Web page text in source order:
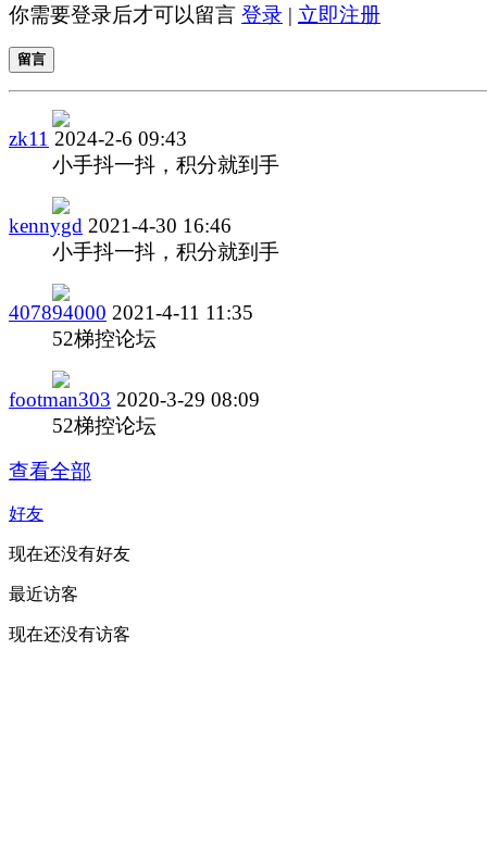
你需要登录后才可以留言 登录 | 立即注册
留言
zk11 2024-2-6 09:43
小手抖一抖，积分就到手
kennygd 2021-4-30 16:46
小手抖一抖，积分就到手
407894000 2021-4-11 11:35
52梯控论坛
footman303 2020-3-29 08:09
52梯控论坛
查看全部
好友
现在还没有好友
最近访客
现在还没有访客